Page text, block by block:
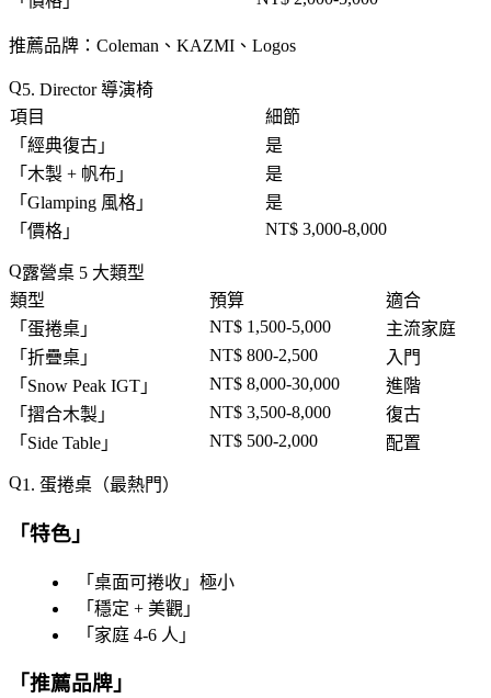
推薦品牌 ：Coleman、KAZMI、Logos
5. Director 導演椅
項目
細節
「 經典復古 」
是
「 木製 + 帆布 」
是
「 Glamping 風格 」
是
「 價格 」 NT$ 3,000-8,000
露營桌 5 大類型
類型
預算
適合
「 蛋捲桌 」 NT$ 1,500-5,000
主流家庭
「 折疊桌 」 NT$ 800-2,500
入門
「 Snow Peak IGT 」 NT$ 8,000-30,000
進階
「 摺合木製 」 NT$ 3,500-8,000
復古
「 Side Table 」 NT$ 500-2,000 配置
1. 蛋捲桌（最熱門）
「特色 」
「 桌面可捲收 」極小
「 穩定 + 美觀 」
「 家庭 4-6 人 」
「推薦品牌 」